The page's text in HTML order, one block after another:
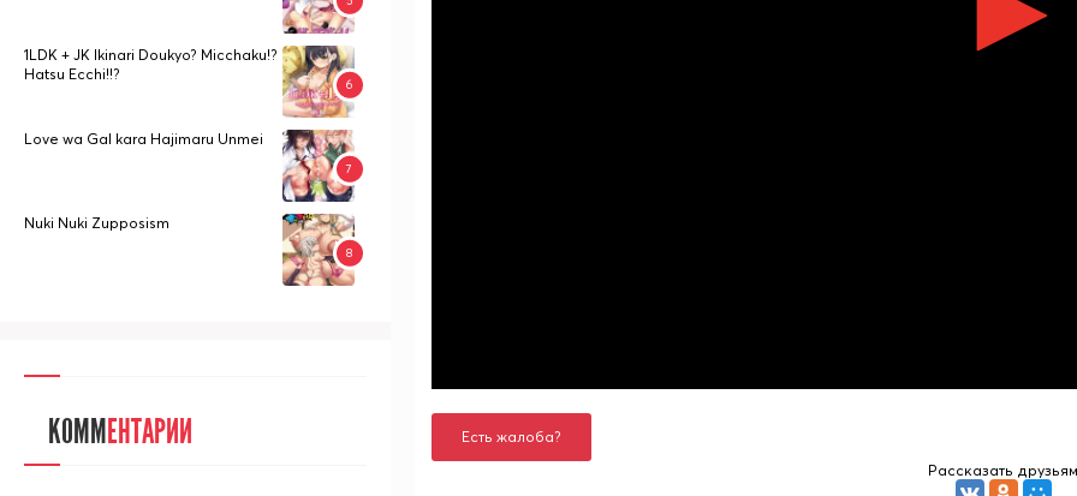
Есть жалоба?
Рассказать друзьям
1LDK + JK Ikinari Doukyo? Micchaku!?
Hatsu Ecchi!!?
Love wa Gal kara Hajimaru Unmei
Nuki Nuki Zupposism
КОММЕНТАРИИ